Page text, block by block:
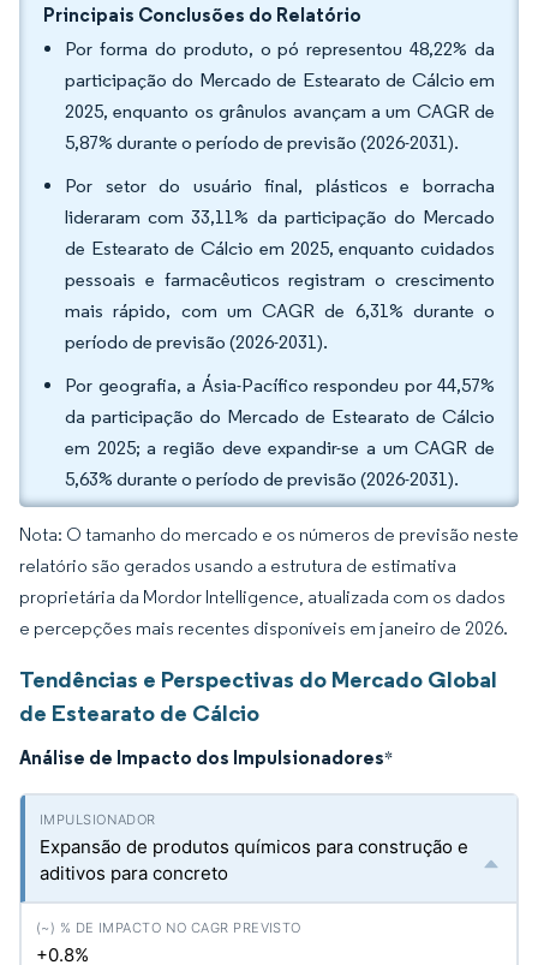
Principais Conclusões do Relatório
Por forma do produto, o pó representou 48,22% da
participação do Mercado de Estearato de Cálcio em
2025, enquanto os grânulos avançam a um CAGR de
5,87% durante o período de previsão (2026-2031).
Por setor do usuário final, plásticos e borracha
lideraram com 33,11% da participação do Mercado
de Estearato de Cálcio em 2025, enquanto cuidados
pessoais e farmacêuticos registram o crescimento
mais rápido, com um CAGR de 6,31% durante o
período de previsão (2026-2031).
Por geografia, a Ásia-Pacífico respondeu por 44,57%
da participação do Mercado de Estearato de Cálcio
em 2025; a região deve expandir-se a um CAGR de
5,63% durante o período de previsão (2026-2031).
Nota: O tamanho do mercado e os números de previsão neste
relatório são gerados usando a estrutura de estimativa
proprietária da Mordor Intelligence, atualizada com os dados
e percepções mais recentes disponíveis em janeiro de 2026.
Tendências e Perspectivas do Mercado Global
de Estearato de Cálcio
Análise de Impacto dos Impulsionadores*
Expansão de produtos químicos para construção e
aditivos para concreto
+0.8%